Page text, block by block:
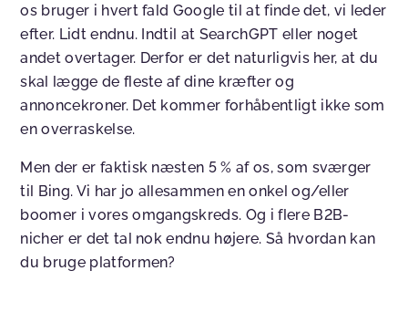
os bruger i hvert fald Google til at finde det, vi leder
efter. Lidt endnu. Indtil at SearchGPT eller noget
andet overtager. Derfor er det naturligvis her, at du
skal lægge de fleste af dine kræfter og
annoncekroner. Det kommer forhåbentligt ikke som
en overraskelse.
Men der er faktisk næsten 5 % af os, som sværger
til Bing. Vi har jo allesammen en onkel og/eller
boomer i vores omgangskreds. Og i flere B2B-
nicher er det tal nok endnu højere. Så hvordan kan
du bruge platformen?